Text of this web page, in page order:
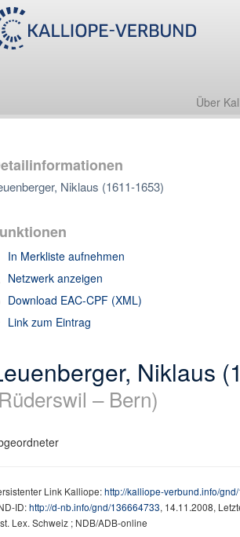
Über
Niklaus (1611-1653)
In Merkliste aufnehmen
Netzwerk anzeigen
Download EAC-CPF (XML)
Link zum Eintrag
Niklaus
– Bern)
Link Kalliope:http://kalliope-verbund.info/
ID:http://d-nb.info/gnd/136664733, 14.11.2008,
Lex. Schweiz ; NDB/ADB-online